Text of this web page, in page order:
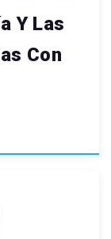
Y Las
Con